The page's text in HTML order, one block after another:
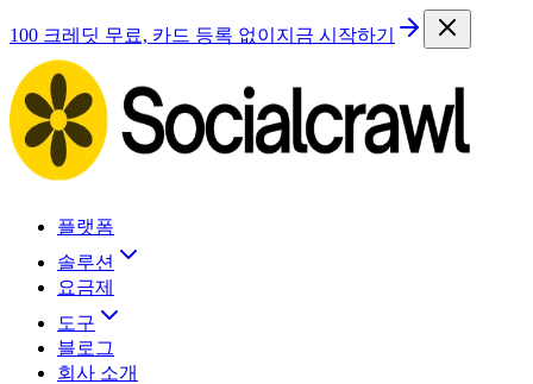
100 크레딧 무료, 카드 등록 없이 지금 시작하기
플랫폼
솔루션
요금제
도구
블로그
회사 소개